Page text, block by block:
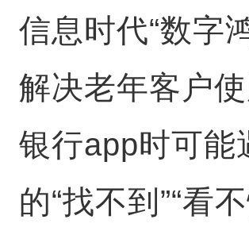
信息时代“数字
解决老年客户
银行app时可能
的“找不到”“看